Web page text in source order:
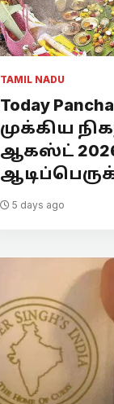
TAMIL NADU
Today
முக்கிய
ஆகஸ்ட்
5 days ago